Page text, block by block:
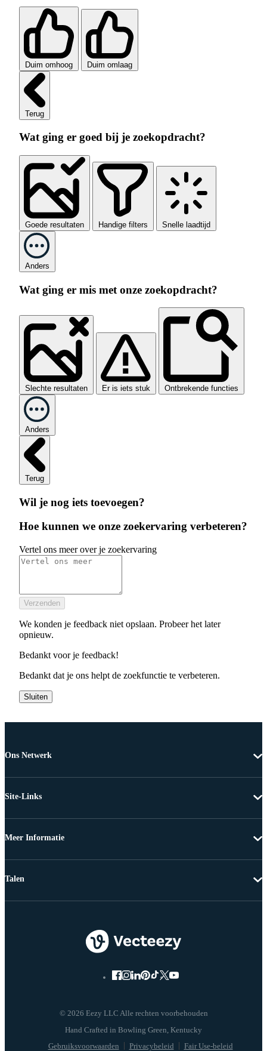
Duim omhoog Duim omlaag
Terug
Wat ging er goed bij je zoekopdracht?
Goede resultaten Handige filters Snelle laadtijd
Anders
Wat ging er mis met onze zoekopdracht?
Slechte resultaten Er is iets stuk Ontbrekende functies
Anders
Terug
Wil je nog iets toevoegen?
Hoe kunnen we onze zoekervaring verbeteren?
Vertel ons meer over je zoekervaring
Verzenden
We konden je feedback niet opslaan. Probeer het later
opnieuw.
Bedankt voor je feedback!
Bedankt dat je ons helpt de zoekfunctie te verbeteren.
Sluiten
Ons Netwerk
Site-Links
Meer Informatie
© 2026 Eezy LLC Alle rechten voorbehouden
Gebruiksvoorwaarden Privacybeleid Fair Use-beleid
Talen